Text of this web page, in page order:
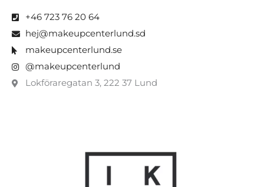
+46 723 76 20 64
hej@makeupcenterlund.sd
makeupcenterlund.se
@makeupcenterlund
Lokföraregatan 3, 222 37 Lund